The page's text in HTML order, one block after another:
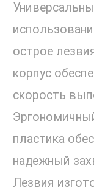
острое
корпус
скорость
пластика
надежный
Лезвия